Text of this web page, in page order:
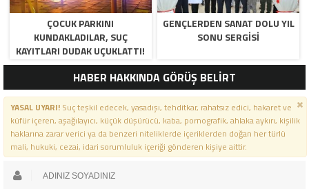
ÇOCUK PARKINI
KUNDAKLADILAR, SUÇ
KAYITLARI DUDAK UÇUKLATTI!
GENÇLERDEN SANAT DOLU YIL
SONU SERGISI
HABER HAKKINDA GÖRÜŞ BELİRT
YASAL UYARI!Suç teşkil edecek, yasadışı, tehditkar, rahatsız edici, hakaret ve
küfür içeren, aşağılayıcı, küçük düşürücü, kaba, pornografik, ahlaka aykırı, kişilik
haklarına zarar verici ya da benzeri niteliklerde içeriklerden doğan her türlü
mali, hukuki, cezai, idari sorumluluk içeriği gönderen kişiye aittir.